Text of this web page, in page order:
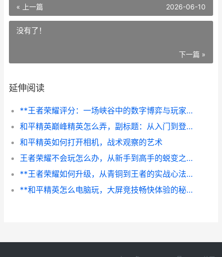
« 上一篇 2026-06-10
没有了！
下一篇 »
延伸阅读
**王者荣耀评分：一场峡谷中的数字博弈与玩家生态**
和平精英巅峰精英怎么弄，副标题：从入门到登顶的实战心法
和平精英如何打开相机，战术观察的艺术
王者荣耀不会玩怎么办，从新手到高手的蜕变之路
**王者荣耀如何升级，从青铜到王者的实战心法**
**和平精英怎么电脑玩，大屏竞技畅快体验的秘诀**